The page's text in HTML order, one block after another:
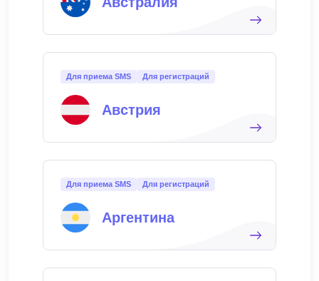
Для приема SMS Для регистраций
Австрия
Для приема SMS Для регистраций
Аргентина